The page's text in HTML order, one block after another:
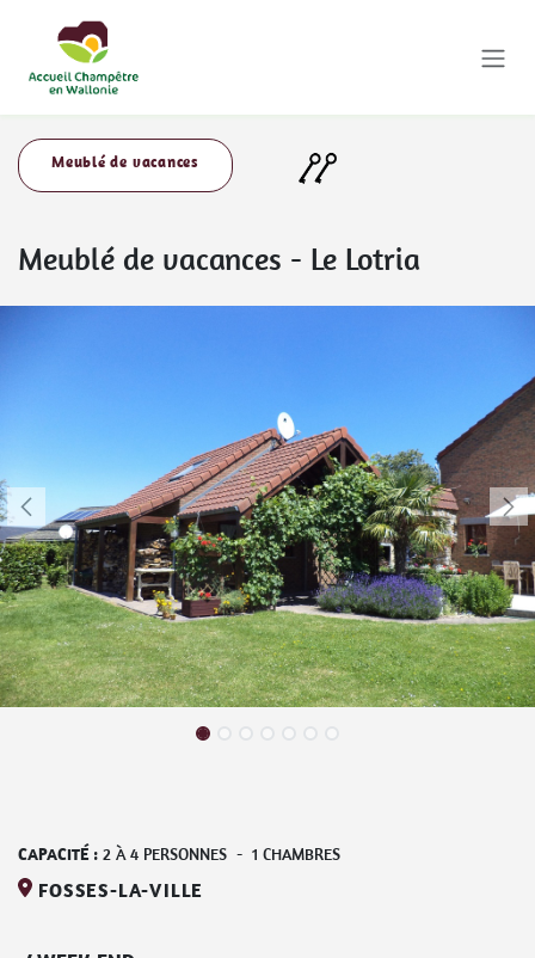
Meublé de vacances
Meublé de vacances - Le Lotria
CAPACITÉ : 2 À4 PERSONNES - 1 CHAMBRES
FOSSES-LA-VILLE